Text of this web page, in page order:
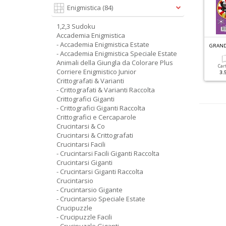
R
ACCOLTA ENIGMISTICA GIGANTE N.4
Digitale
2.90 €
QUIZ MESE N.347
Cartacea
2.20 €
Digitale
Enigmistica (84)
1,2,3 Sudoku
Accademia Enigmistica
- Accademia Enigmistica Estate
- Accademia Enigmistica Speciale Estate
Animali della Giungla da Colorare Plus
Corriere Enigmistico Junior
Crittografati & Varianti
- Crittografati & Varianti Raccolta
Crittografici Giganti
- Crittografici Giganti Raccolta
Crittografici e Cercaparole
Crucintarsi & Co
Crucintarsi & Crittografati
Crucintarsi Facili
- Crucintarsi Facili Giganti Raccolta
Crucintarsi Giganti
- Crucintarsi Giganti Raccolta
Crucintarsio
- Crucintarsio Gigante
- Crucintarsio Speciale Estate
Crucipuzzle
- Crucipuzzle Facili